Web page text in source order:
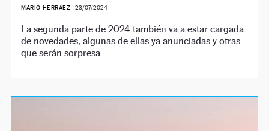
MARIO HERRÁEZ |23/07/2024
La segunda parte de 2024 también va a estar cargada
de novedades, algunas de ellas ya anunciadas y otras
que serán sorpresa.